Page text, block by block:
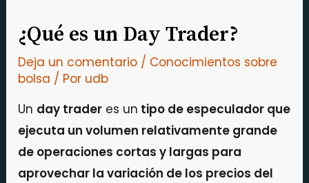
¿Qué es un Day Trader?
Deja un comentario / Conocimientos sobre
bolsa / Por udb
Un day trader es un tipo de especulador que
ejecuta un volumen relativamente grande
de operaciones cortas y largas para
aprovechar la variación de los precios del